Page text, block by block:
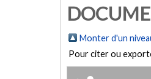
Monter d'un
Pour citer ou